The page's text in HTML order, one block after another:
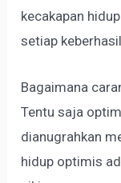
kecakapan
setiap
Bagaimana
Tentu saja
dianugrahkan
hidup optimis